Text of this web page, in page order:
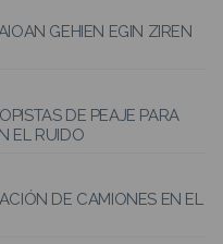
GEHIEN EGIN ZIREN
DE PEAJE PARA
EL RUIDO
DE CAMIONES EN EL